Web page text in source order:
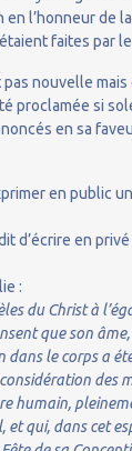
l’honneur de
faites par
pas nouvelle
proclamée si
en sa
en public
d’écrire en
:
du Christ à
que son
dans le corps a
des
humain,
et qui, dans cet